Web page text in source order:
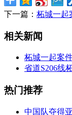
下一篇： 柘城一起
相关新闻
柘城一起案
省道S206线
热门推荐
中国队夺得